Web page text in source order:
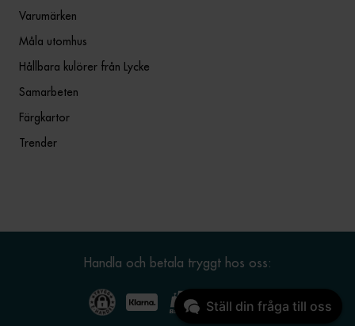
Varumärken
Måla utomhus
Hållbara kulörer från Lycke
Samarbeten
Färgkartor
Trender
Handla och betala tryggt hos oss:
Ställ din fråga till oss